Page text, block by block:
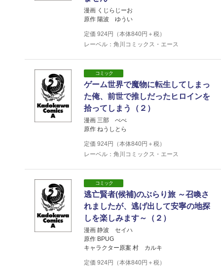
漫画 くじらじーお
原作 陽波 ゆうい
定価 924円（本体840円＋税）
レーベル：角川コミックス・エース
コミック
ゲーム世界で魔物に転生してしまっ
た俺、前世で推しだったヒロインを
拾ってしまう（２）
漫画 三部 べべ
原作 ねうしとら
定価 924円（本体840円＋税）
レーベル：角川コミックス・エース
コミック
逃亡賢者(候補)のぶらり旅 ～召喚さ
れましたが、逃げ出して安寧の地探
しを楽しみます～（２）
漫画 静波 セイハ
原作 BPUG
キャラクター原案 村 カルキ
定価 924円（本体840円＋税）